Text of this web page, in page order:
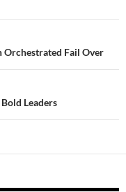
Orchestrated Fail Over
Leaders